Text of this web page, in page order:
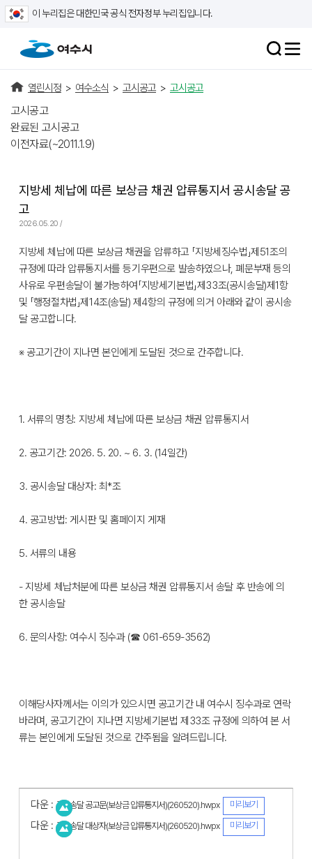
이 누리집은 대한민국 공식 전자정부 누리집입니다.
열린시정 > 여수소식 > 고시공고 > 고시공고
고시공고
완료된 고시공고
이전자료(~2011.1.9)
지방세 체납에 따른 보상금 채권 압류통지서 공시송달 공
고
2026.05.20 /
지방세 체납에 따른 보상금 채권을 압류하고 「지방세징수법」제51조의
규정에 따라 압류통지서를 등기우편으로 발송하였으나, 폐문부재 등의
사유로 우편송달이 불가능하여「지방세기본법」제33조(공시송달)제1항
및 「행정절차법」제14조(송달) 제4항의 규정에 의거 아래와 같이 공시송
달 공고합니다.
※ 공고기간이 지나면 본인에게 도달된 것으로 간주합니다.
1. 서류의 명칭: 지방세 체납에 따른 보상금 채권 압류통지서
2. 공고기간: 2026. 5. 20. ~ 6. 3. (14일간)
3. 공시송달 대상자: 최*조
4. 공고방법: 게시판 및 홈페이지 게재
5. 서류의 내용
- 지방세 체납처분에 따른 보상금 채권 압류통지서 송달 후 반송에 의
한 공시송달
6. 문의사항: 여수시 징수과 (☎ 061-659-3562)
이해당사자께서는 이의가 있으시면 공고기간 내 여수시 징수과로 연락
바라며, 공고기간이 지나면 지방세기본법 제33조 규정에 의하여 본 서
류는 본인에게 도달된 것으로 간주됨을 알려드립니다.
다운 : 공시송달 공고문(보상금 압류통지서)(260520).hwpx 미리보기
다운 : 공시송달 대상자(보상금 압류통지서)(260520).hwpx 미리보기